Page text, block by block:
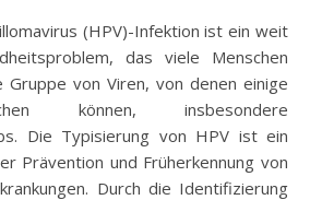
das viele Menschen
von Viren, von denen einige
können, insbesondere
Die Typisierung von HPV ist ein
Prävention und Früherkennung von
Durch die Identifizierung